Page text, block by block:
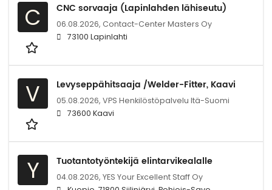
C CNC sorvaaja (Lapinlahden lähiseutu)
06.08.2026, Contact-Center Masters Oy
73100 Lapinlahti
V Levyseppähitsaaja /Welder-Fitter, Kaavi
05.08.2026, VPS Henkilöstöpalvelu Itä-Suomi
73600 Kaavi
Y Tuotantotyöntekijä elintarvikealalle
04.08.2026, YES Your Excellent Staff Oy